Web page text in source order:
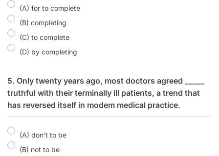
(A) for to complete
(B) completing
(C) to complete
(D) by completing
5. Only twenty years ago, most doctors agreed _____
truthful with their terminally ill patients, a trend that
has reversed itself in modem medical practice.
(A) don't to be
(B) not to be